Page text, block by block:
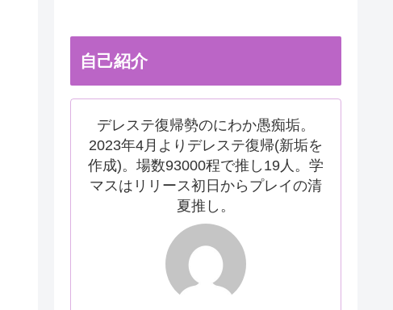
自己紹介
デレステ復帰勢のにわか愚痴垢。
2023年4月よりデレステ復帰(新垢を
作成)。場数93000程で推し19人。学
マスはリリース初日からプレイの清
夏推し。